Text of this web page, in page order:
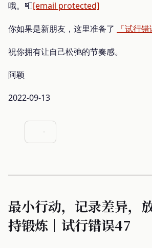
哦。📮[email protected]
你如果是新朋友，这里准备了 「试行
祝你拥有让自己松弛的节奏感。
阿颖
2022-09-13
最小行动，记录差异，
持锻炼｜试行错误47